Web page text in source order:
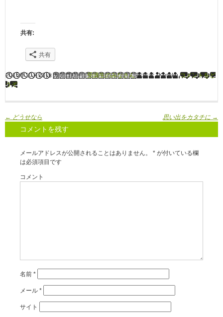
共有:
共有
2015年10月23日 カテゴリー :受講生のみなさん 投稿者 : Kerokoコメントをど
うぞ
← どうせなら 思い出をカタチに →
コメントを残す
メールアドレスが公開されることはありません。 * が付いている欄
は必須項目です
コメント
名前 *
メール *
サイト